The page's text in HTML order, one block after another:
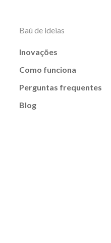
Baú de ideias
Inovações
Como funciona
Perguntas frequentes
Blog